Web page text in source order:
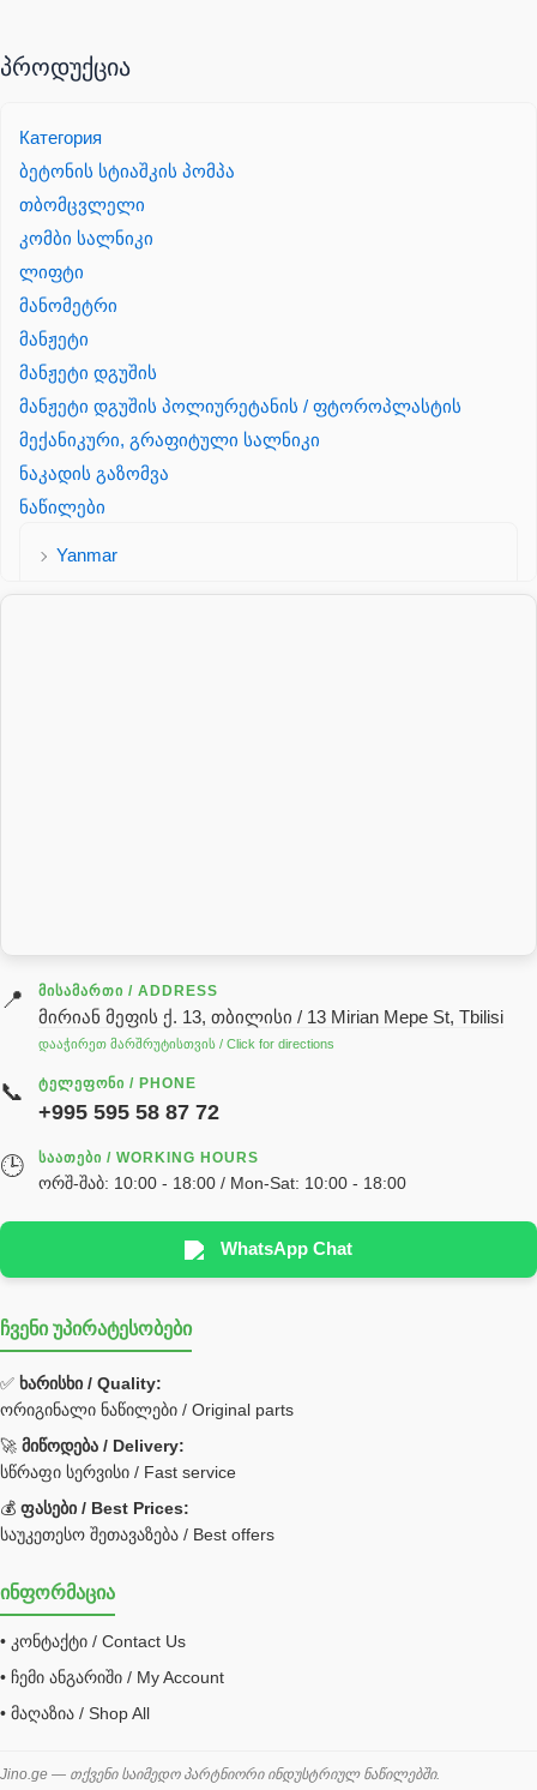
პროდუქცია
Категория
ბეტონის სტიაშკის პომპა
თბომცვლელი
კომბი სალნიკი
ლიფტი
მანომეტრი
მანჟეტი
მანჟეტი დგუშის
მანჟეტი დგუშის პოლიურეტანის / ფტოროპლასტის
მექანიკური, გრაფიტული სალნიკი
ნაკადის გაზომვა
ნაწილები
Yanmar
გადაცემათა კოლოფის ზეთი( კარობკის ზეთი)
ძრავის ზეთი
ჰიდრავლიკის ზეთი
реек
სხადასხვა
Hyva
უჟანგავი ფოლადი
Bobcat ფილტრი
Caterpillar ფილტრი
JCB ფილტრი
ქვაბი გათბობა მილები
შემაერთებელი / გადამყვანი UNF ORFS
შემაერთებელი BSPP /გადამყვანი
შესაფუთი მანქანა ვაკუმით
შლანგი
საწვავის შლანგი
📍 ᲛᲘᲡᲐᲛᲐᲠᲗᲘ / ADDRESS
მირიან მეფის ქ. 13, თბილისი / 13 Mirian Mepe St, Tbilisi
დააჭირეთ მარშრუტისთვის / Click for directions
📞 ᲢᲔᲚᲔᲤᲝᲜᲘ / PHONE
+995 595 58 87 72
🕒 ᲡᲐᲐᲗᲔᲑᲘ / WORKING HOURS
ორშ-შაბ: 10:00 - 18:00 / Mon-Sat: 10:00 - 18:00
WhatsApp Chat
ჩვენი უპირატესობები
✅ ხარისხი / Quality:
ორიგინალი ნაწილები / Original parts
🚀 მიწოდება / Delivery:
სწრაფი სერვისი / Fast service
💰 ფასები / Best Prices:
საუკეთესო შეთავაზება / Best offers
ინფორმაცია
• კონტაქტი / Contact Us
• ჩემი ანგარიში / My Account
• მაღაზია / Shop All
Jino.ge — თქვენი საიმედო პარტნიორი ინდუსტრიულ ნაწილებში.